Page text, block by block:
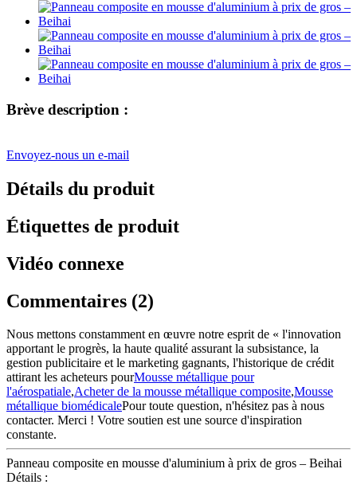
Brève description :
Envoyez-nous un e-mail
Détails du produit
Étiquettes de produit
Vidéo connexe
Commentaires (2)
Nous mettons constamment en œuvre notre esprit de « l'innovation
apportant le progrès, la haute qualité assurant la subsistance, la
gestion publicitaire et le marketing gagnants, l'historique de crédit
attirant les acheteurs pourMousse métallique pour
l'aérospatiale,Acheter de la mousse métallique composite,Mousse
métallique biomédicalePour toute question, n'hésitez pas à nous
contacter. Merci ! Votre soutien est une source d'inspiration
constante.
Panneau composite en mousse d'aluminium à prix de gros – Beihai
Détails :